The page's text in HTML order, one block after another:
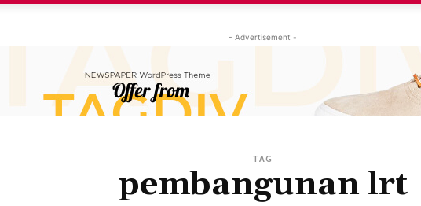
- Advertisement -
TAG
pembangunan lrt